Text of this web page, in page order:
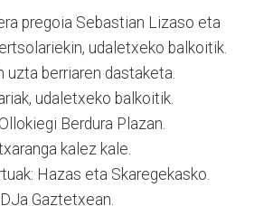
pregoia Sebastian Lizaso eta
udaletxeko balkoitik.
uzta berriaren dastaketa.
udaletxeko balkoitik.
Berdura Plazan.
kalez kale.
Hazas eta Skaregekasko.
Gaztetxean.